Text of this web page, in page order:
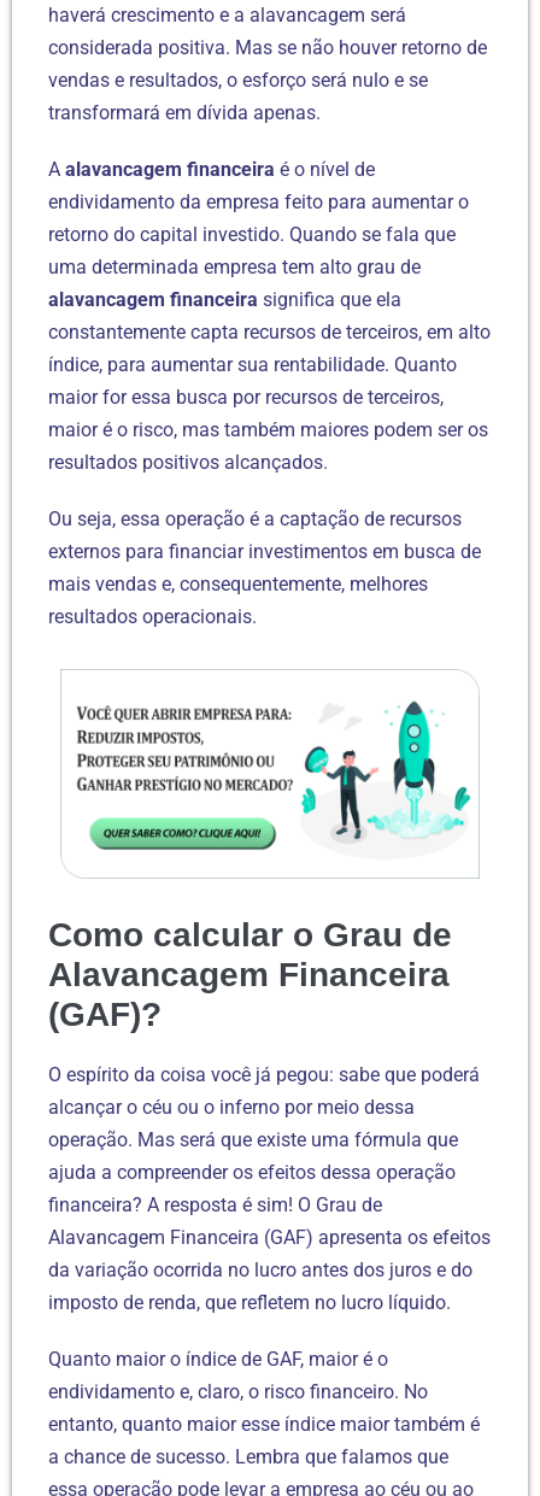
haverá crescimento e a alavancagem será
considerada positiva. Mas se não houver retorno de
vendas e resultados, o esforço será nulo e se
transformará em dívida apenas.
A alavancagem financeira é o nível de
endividamento da empresa feito para aumentar o
retorno do capital investido. Quando se fala que
uma determinada empresa tem alto grau de
alavancagem financeira significa que ela
constantemente capta recursos de terceiros, em alto
índice, para aumentar sua rentabilidade. Quanto
maior for essa busca por recursos de terceiros,
maior é o risco, mas também maiores podem ser os
resultados positivos alcançados.
Ou seja, essa operação é a captação de recursos
externos para financiar investimentos em busca de
mais vendas e, consequentemente, melhores
resultados operacionais.
Como calcular o Grau de
Alavancagem Financeira
(GAF)?
O espírito da coisa você já pegou: sabe que poderá
alcançar o céu ou o inferno por meio dessa
operação. Mas será que existe uma fórmula que
ajuda a compreender os efeitos dessa operação
financeira? A resposta é sim! O Grau de
Alavancagem Financeira (GAF) apresenta os efeitos
da variação ocorrida no lucro antes dos juros e do
imposto de renda, que refletem no lucro líquido.
Quanto maior o índice de GAF, maior é o
endividamento e, claro, o risco financeiro. No
entanto, quanto maior esse índice maior também é
a chance de sucesso. Lembra que falamos que
essa operação pode levar a empresa ao céu ou ao